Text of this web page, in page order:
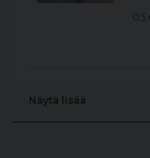
Näytä lisää